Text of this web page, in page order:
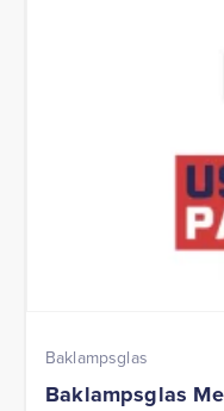
Baklampsglas
Baklampsglas